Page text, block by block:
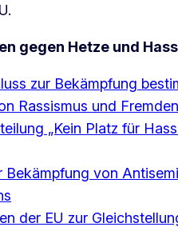
gegen Hetze und
zur Bekämpfung
Rassismus und
„Kein Platz für
Bekämpfung von
der EU zur